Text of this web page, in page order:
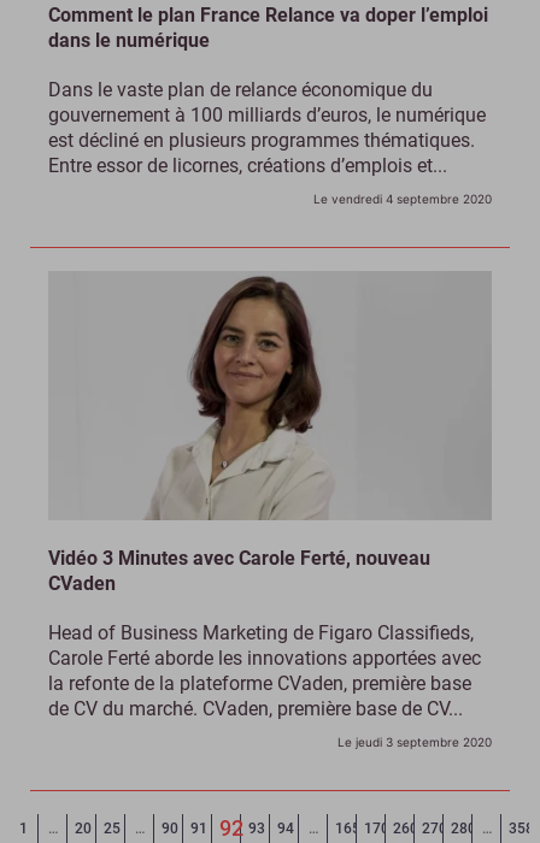
Comment le plan France Relance va doper l’emploi
dans le numérique
Dans le vaste plan de relance économique du
gouvernement à 100 milliards d’euros, le numérique
est décliné en plusieurs programmes thématiques.
Entre essor de licornes, créations d’emplois et...
Le vendredi 4 septembre 2020
Vidéo 3 Minutes avec Carole Ferté, nouveau
CVaden
Head of Business Marketing de Figaro Classifieds,
Carole Ferté aborde les innovations apportées avec
la refonte de la plateforme CVaden, première base
de CV du marché. CVaden, première base de CV...
Le jeudi 3 septembre 2020
Page précédente
1 … 20 25 … 90 91
92 93 94 … 165 170 260 270 280 … 358